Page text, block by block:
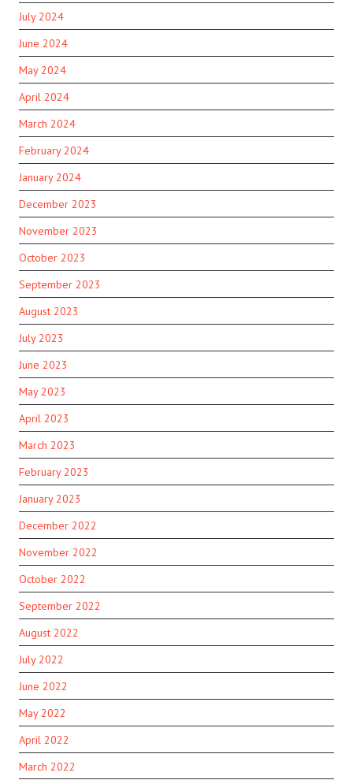
July 2024
June 2024
May 2024
April 2024
March 2024
February 2024
January 2024
December 2023
November 2023
October 2023
September 2023
August 2023
July 2023
June 2023
May 2023
April 2023
March 2023
February 2023
January 2023
December 2022
November 2022
October 2022
September 2022
August 2022
July 2022
June 2022
May 2022
April 2022
March 2022